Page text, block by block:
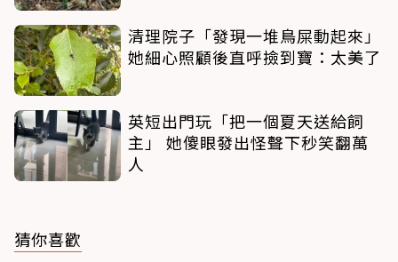
清理院子「發現一堆鳥屎動起來」
她細心照顧後直呼撿到寶：太美了
英短出門玩「把一個夏天送給飼
主」 她傻眼發出怪聲下秒笑翻萬
人
猜你喜歡